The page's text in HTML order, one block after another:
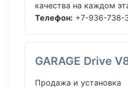
качества на каждом
Телефон: +7-936-738-
GARAGE Drive
Продажа и установка